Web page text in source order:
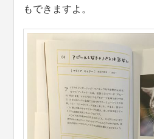
もできますよ。